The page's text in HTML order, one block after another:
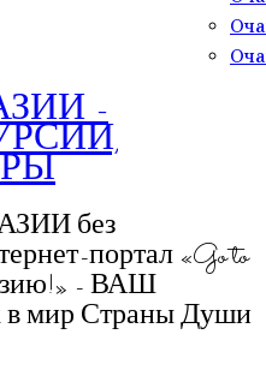
-
без
портал «Go to
- ВАШ
в мир Страны Души